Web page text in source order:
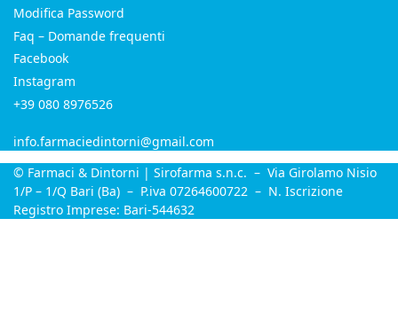
Modifica Password
Faq – Domande frequenti
Facebook
Instagram
+39 080 8976526
info.farmaciedintorni@gmail.com
© Farmaci & Dintorni | Sirofarma s.n.c. – Via Girolamo Nisio
1/P – 1/Q Bari (Ba) – P.iva 07264600722 – N. Iscrizione
Registro Imprese: Bari-544632